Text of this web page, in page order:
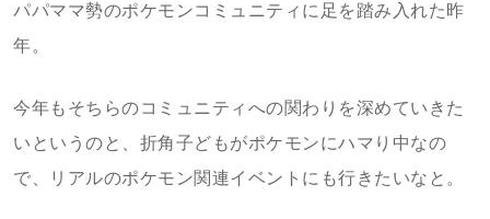
パパママ勢のポケモンコミュニティに足を踏み入れた昨
年。
今年もそちらのコミュニティへの関わりを深めていきた
いというのと、折角子どもがポケモンにハマり中なの
で、リアルのポケモン関連イベントにも行きたいなと。